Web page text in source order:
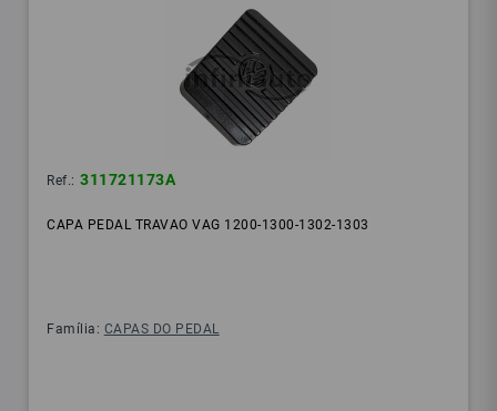
Ref.: 311721173A
CAPA PEDAL TRAVAO VAG 1200-1300-1302-1303
Família: CAPAS DO PEDAL